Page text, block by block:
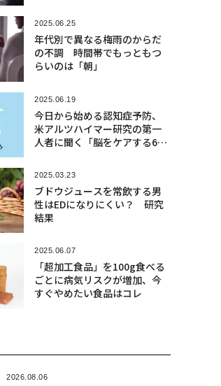
2025.06.25
年代別で異なる梅雨のからだ
の不調 時間帯でもっともつ
らいのは「朝」
2025.06.19
今日から始める認知症予防、
米アルツハイマー研究の第一
人者に聞く「脳をケアする6つ
2025.03.23
ブドウジュースを常飲する男
性はEDになりにくい？ 研究
結果
2025.06.07
「超加工食品」を100g食べる
ごとに病気リスクが増加、今
すぐやめたい食品はコレ
2026.08.06